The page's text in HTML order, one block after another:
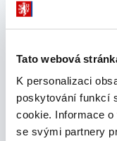
Tato webová
K personalizaci
poskytování funkcí
cookie. Informace
se svými partnery
leden 2019
Čistá pozice ČR
2018